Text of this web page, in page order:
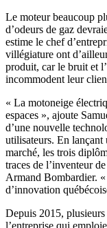
Le moteur beaucoup
d’odeurs de gaz
estime le chef
villégiature ont
produit, car le bruit et
incommodent leur
« La motoneige
espaces », ajoute
d’une nouvelle
utilisateurs. En lançant
marché, les trois
traces de l’inventeur
Armand Bombardier.
d’innovation
Depuis 2015,